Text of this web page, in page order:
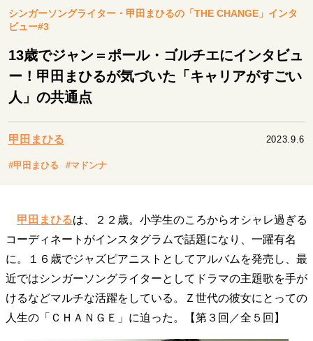
運命を変えた出会い 決断の裏側
挫折からの再起
未知への挑戦
表現者の葛藤
人生が動いた日 10代の挫折と原点
キャリア・働き方
セカンドキャリアの描き方
独立という決断
大人の学び直し
経営・ビジネス
リーダーの流儀 変革の原動力
次世代へのバトン
トップが描く未来
マインドセット
シンガーソングライター・甲田まひるの「THE CHANGE」インタ
ビュー#3
13歳でジャン＝ポール・ゴルチエにインタビュ
ー！甲田まひるが気づいた「キャリアがすごい
人」の共通点
甲田まひる 2023.9.6
#甲田まひる #マドンナ
甲田まひるは、２２歳。小学生のころからオシャレ過ぎる
コーディネートがインスタグラムで話題になり、一躍有名
に。１６歳でジャズピアニストとしてアルバムを発売し、最
近ではシンガーソングライターとしてドラマの主題歌を手が
けるなどマルチな活躍をしている。Ｚ世代の彼女にとっての
人生の「ＣＨＡＮＧＥ」に迫った。【第３回／全５回】